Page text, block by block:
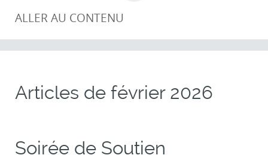
ALLER AU CONTENU
Articles de février 2026
Soirée de Soutien